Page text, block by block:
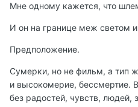
Мне одному кажется, что
И он на границе меж светом
Предположение.
Сумерки, но не фильм, а тип
и высокомерие, бессмертие.
без радостей, чувств, людей,